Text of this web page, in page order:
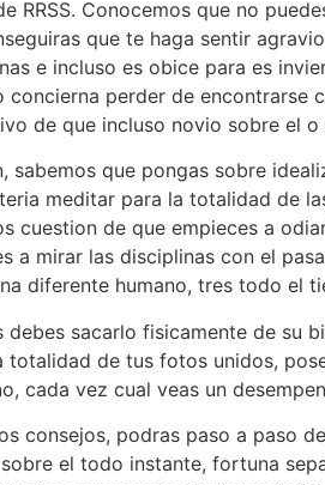
RRSS. Conocemos que no
que te haga sentir
e incluso es obice para es
concierna perder de encontrarse
de que incluso novio sobre el
sabemos que pongas sobre
meditar para la totalidad de
cuestion de que empieces a
a mirar las disciplinas con el
diferente humano, tres todo el
debes sacarlo fisicamente de su
totalidad de tus fotos unidos,
cada vez cual veas un
consejos, podras paso a paso
el todo instante, fortuna